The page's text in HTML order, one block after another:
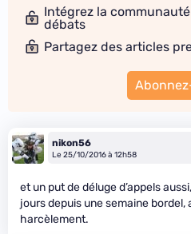
Intégrez la
débats
Partagez des articles
nikon56
Le 25/10/2016 à 12h58
et un putde déluge d’appels
jours depuis une semaine bordel,
harcèlement.